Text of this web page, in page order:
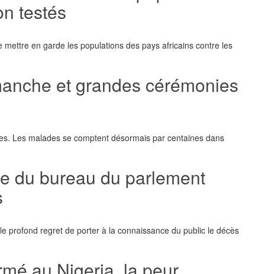
testés
en garde les populations des pays africains contre les
et grandes cérémonies
Les malades se comptent désormais par centaines dans
du bureau du parlement
profond regret de porter à la connaissance du public le décès